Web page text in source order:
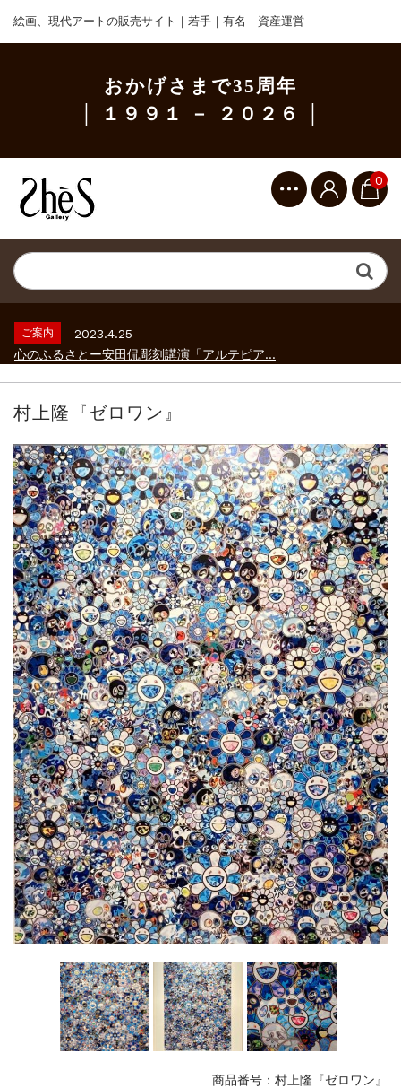
絵画、現代アートの販売サイト｜若手｜有名｜資産運営
おかげさまで35周年
│ １９９１ － ２０２６ │
0
ご案内
2023.2.25
ご案内
2026.2.17
砂澤ビッキ展 －砂澤ビッキの生きた時代－...
心のふるさとー安田侃彫刻講演「アルテピア...
ご案内
2023.2.25
ギャラリーシーズ「秋の美術散歩 京都・大...
ご案内
2026.2.17
砂澤ビッキ展 －砂澤ビッキの生きた時代－...
心のふるさとー安田侃彫刻講演「アルテピア...
ご案内
2023.2.25
ギャラリーシーズ「秋の美術散歩 京都・大...
村上隆『ゼロワン』
商品番号：村上隆『ゼロワン』